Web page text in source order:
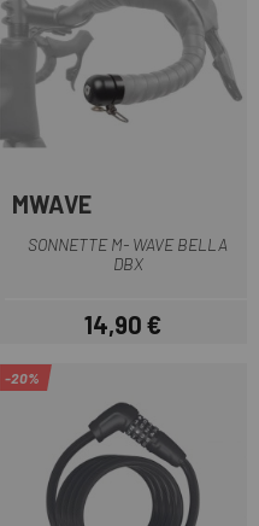
MWAVE
SONNETTE M- WAVE BELLA
DBX
Prix
14,90 €
-20%